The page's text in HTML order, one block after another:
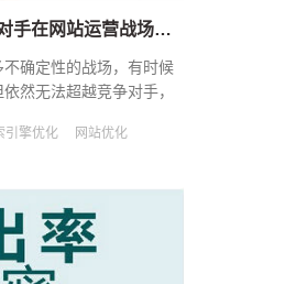
网站运营如何超越竞争对手在网站运营战场上战无不胜
确定性的战场，有时候
然无法超越竞争对手，
些网站能成为战场上的
从价格上入手 为何部
统运营模式，很主要还
促销活动。在保证产品
避
引擎优化 网站优化